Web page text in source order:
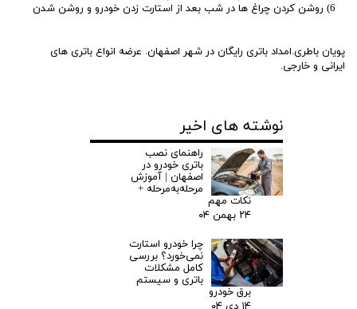
پویان باطری.امداد باتری رایگان در شهر اصفهان. عرضه انواع باتری های
ایرانی و خارجی.
نوشته های اخیر
راهنمای نصب
باتری خودرو در
اصفهان | آموزش
مرحله‌به‌مرحله +
نکات مهم
۲۴ بهمن ۰۴
چرا خودرو استارت
نمی‌خورد؟ بررسی
کامل مشکلات
باتری و سیستم
برق خودرو